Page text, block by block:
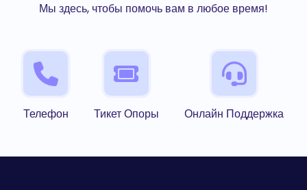
Мы здесь, чтобы помочь вам в любое время!
Телефон Тикет Опоры Онлайн Поддержка